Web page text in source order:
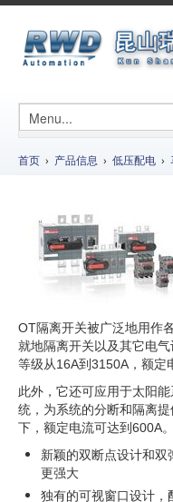
首页 › 产品信息 › 低压配电 ›
OT隔离开关被广泛地用作
就地隔离开关以及其它电
等级从16A到3150A，额定
此外，它还可应用于太阳
统，为系统的分断和隔离
下，额定电流可达到600A。
新颖的双断点设计和
更强大
独有的可视窗口设计，